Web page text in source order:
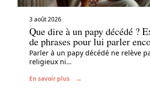
3 août 2026
Que dire à un papy décédé ?
de phrases pour lui parler
Parler à un papy décédé ne relève
religieux ni…
En savoir plus